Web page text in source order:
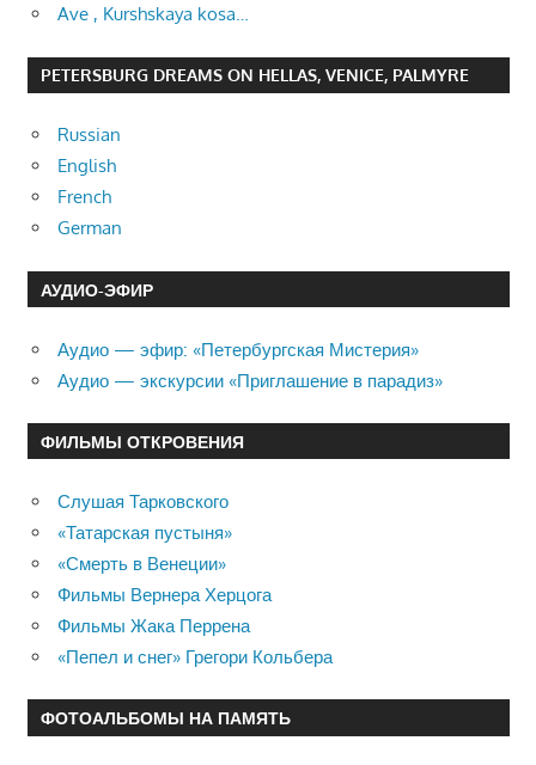
Ave , Kurshskaya kosa…
PETERSBURG DREAMS ON HELLAS, VENICE, PALMYRE
Russian
English
French
German
АУДИО-ЭФИР
Аудио — эфир: «Петербургская Мистерия»
Аудио — экскурсии «Приглашение в парадиз»
ФИЛЬМЫ ОТКРОВЕНИЯ
Слушая Тарковского
«Татарская пустыня»
«Смерть в Венеции»
Фильмы Вернера Херцога
Фильмы Жака Перрена
«Пепел и снег» Грегори Кольбера
ФОТОАЛЬБОМЫ НА ПАМЯТЬ